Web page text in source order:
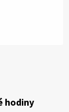
vo veku
hodiny